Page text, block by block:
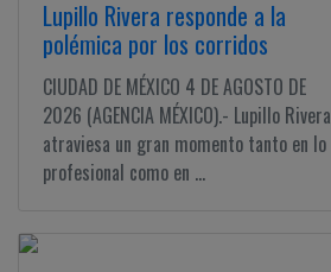
Lupillo Rivera responde a la
polémica por los corridos
CIUDAD DE MÉXICO 4 DE AGOSTO DE
2026 (AGENCIA MÉXICO).- Lupillo Rivera
atraviesa un gran momento tanto en lo
profesional como en ...